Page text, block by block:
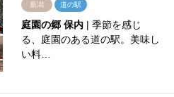
新潟 道の駅
庭園の郷 保内| 季節を感じ
る、庭園のある道の駅。美味し
い料…